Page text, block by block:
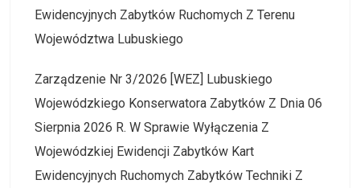
Ewidencyjnych Zabytków Ruchomych Z Terenu
Województwa Lubuskiego
Zarządzenie Nr 3/2026 [WEZ] Lubuskiego
Wojewódzkiego Konserwatora Zabytków Z Dnia 06
Sierpnia 2026 R. W Sprawie Wyłączenia Z
Wojewódzkiej Ewidencji Zabytków Kart
Ewidencyjnych Ruchomych Zabytków Techniki Z